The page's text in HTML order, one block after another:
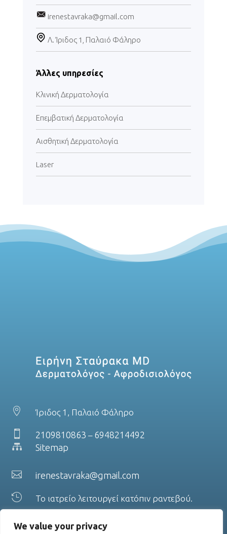
We value your privacy
irenestavraka@gmail.com
Λ. Ίριδος 1, Παλαιό Φάληρο
Άλλες υπηρεσίες
Κλινική Δερματολογία
Επεμβατική Δερματολογία
Αισθητική Δερματολογία
Laser
 Ίριδος 1, Παλαιό Φάληρο
 2109810863 – 6948214492

Sitemap
 irenestavraka@gmail.com
 Το ιατρείο λειτουργεί κατόπιν ραντεβού.